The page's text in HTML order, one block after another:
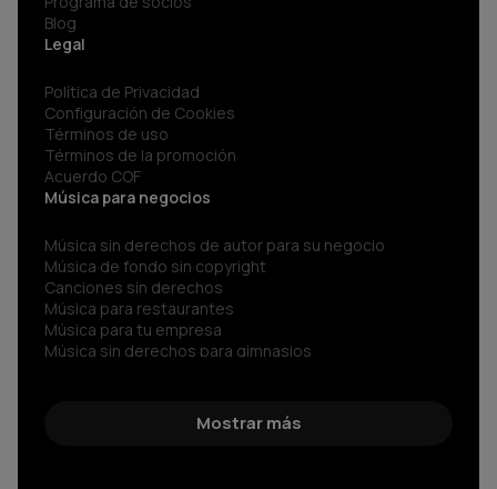
Blog
Legal
Política de Privacidad
Configuración de Cookies
Términos de uso
Términos de la promoción
Acuerdo COF
Música para negocios
Música sin derechos de autor para su negocio
Música de fondo sin copyright
Canciones sin derechos
Música para restaurantes
Música para tu empresa
Música sin derechos para gimnasios
Sonidos sin copyrightMostrar más